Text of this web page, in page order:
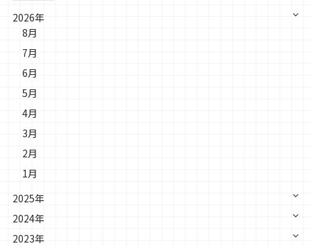
2026年
8月
7月
6月
5月
4月
3月
2月
1月
2025年
2024年
2023年